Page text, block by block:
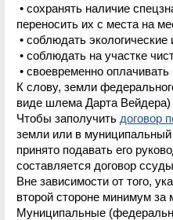
• сохранять наличие
переносить их с места на
• соблюдать
• соблюдать на участке
• своевременно
К слову, земли
виде шлема Дарта
Чтобы заполучить договор
земли или в муниципальный
принято подавать его
составляется договор
Вне зависимости от того,
второй стороне минимум за
Муниципальные